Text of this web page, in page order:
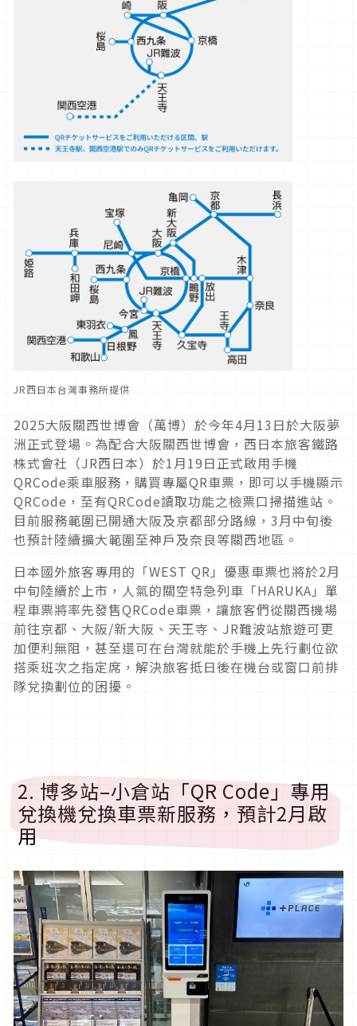
JR西日本台灣事務所提供
2025大阪關西世博會（萬博）於今年4月13日於大阪夢
洲正式登場。為配合大阪關西世博會，西日本旅客鐵路
株式會社（JR西日本）於1月19日正式啟用手機
QRCode乘車服務，購買專屬QR車票，即可以手機顯示
QRCode，至有QRCode讀取功能之檢票口掃描進站。
目前服務範圍已開通大阪及京都部分路線，3月中旬後
也預計陸續擴大範圍至神戶及奈良等關西地區。
日本國外旅客專用的「WEST QR」優惠車票也將於2月
中旬陸續於上市，人氣的關空特急列車「HARUKA」單
程車票將率先發售QRCode車票，讓旅客們從關西機場
前往京都、大阪/新大阪、天王寺、JR難波站旅遊可更
加便利無阻，甚至還可在台灣就能於手機上先行劃位欲
搭乘班次之指定席，解決旅客抵日後在機台或窗口前排
隊兌換劃位的困擾。
2. 博多站–小倉站「QR Code」專用
兌換機兌換車票新服務，預計2月啟
用